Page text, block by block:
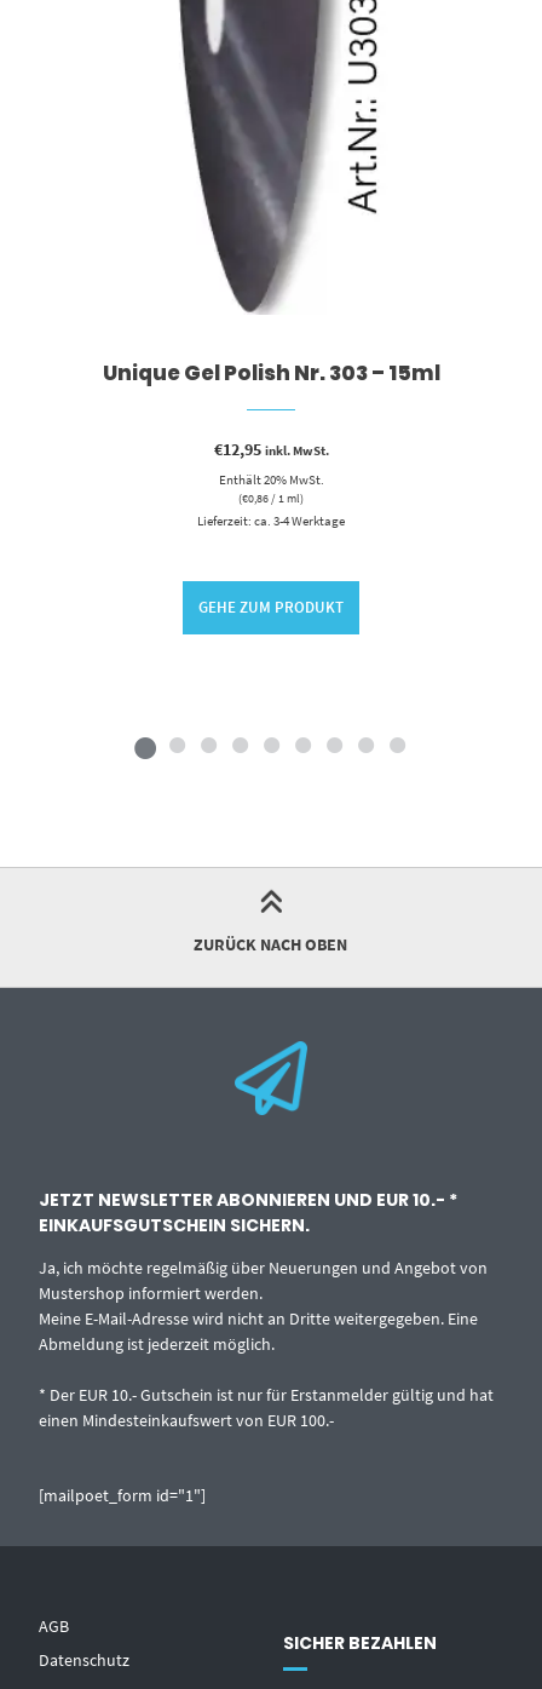
Unique Gel Polish Nr. 303 – 15ml
€12,95 inkl. MwSt.
Enthält 20% MwSt.
(€0,86/ 1 ml)
Lieferzeit: ca. 3-4 Werktage
GEHE ZUM PRODUKT
ZURÜCK NACH OBEN
JETZT NEWSLETTER ABONNIEREN UND EUR 10.- *
EINKAUFSGUTSCHEIN SICHERN.
Ja, ich möchte regelmäßig über Neuerungen und Angebot von
Mustershop informiert werden.
Meine E-Mail-Adresse wird nicht an Dritte weitergegeben. Eine
Abmeldung ist jederzeit möglich.
* Der EUR 10.- Gutschein ist nur für Erstanmelder gültig und hat
einen Mindesteinkaufswert von EUR 100.-
[mailpoet_form id="1"]
AGB
Datenschutz
SICHER BEZAHLEN